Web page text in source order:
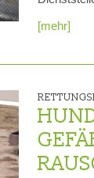
[mehr]